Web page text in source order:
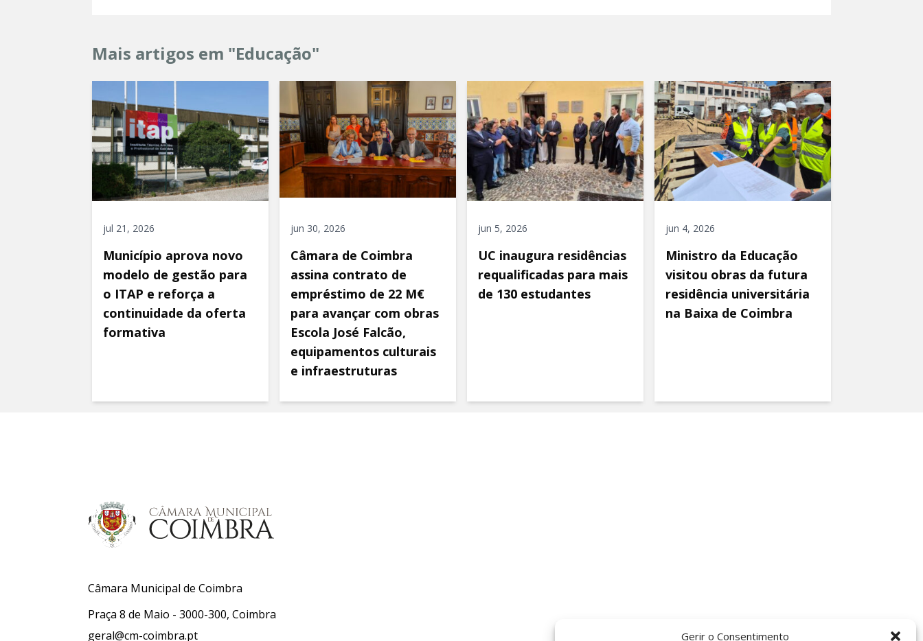
Gerir o Consentimento
Mais artigos em "Educação"
jul 21, 2026
Município aprova novo
modelo de gestão para
o ITAP e reforça a
continuidade da oferta
formativa
jun 30, 2026
Câmara de Coimbra
assina contrato de
empréstimo de 22 M€
para avançar com obras
Escola José Falcão,
equipamentos culturais
e infraestruturas
jun 5, 2026
UC inaugura residências
requalificadas para mais
de 130 estudantes
jun 4, 2026
Ministro da Educação
visitou obras da futura
residência universitária
na Baixa de Coimbra
Câmara Municipal de Coimbra
Praça 8 de Maio - 3000-300, Coimbra
geral@cm-coimbra.pt